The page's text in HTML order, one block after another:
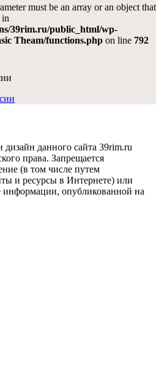
must be an array or an object that
in
39rim.ru/public_html/wp-
Theam/functions.php on line 792
данного сайта 39rim.ru
права. Запрещается
(в том числе путем
и ресурсы в Интернете) или
информации, опубликованной на